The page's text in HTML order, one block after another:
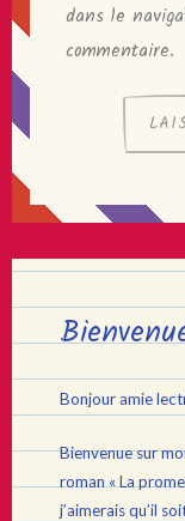
dans le
commentaire.
Bonjour amie
Bienvenue sur
roman « La
j’aimerais qu’il